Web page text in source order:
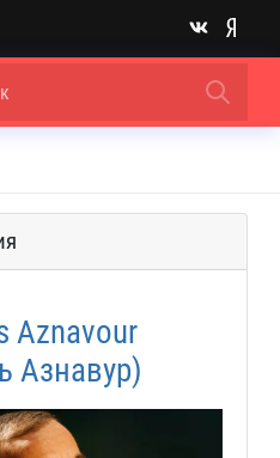
Aznavour
Азнавур)